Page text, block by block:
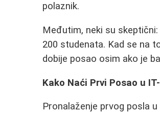
polaznik.
Međutim, neki su
200 studenata. Kad se na
dobije posao osim ako je
Kako Naći Prvi Posao u
Pronalaženje prvog posla